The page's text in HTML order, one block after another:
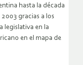
hasta la década
gracias a los
legislativa en la
en el mapa de